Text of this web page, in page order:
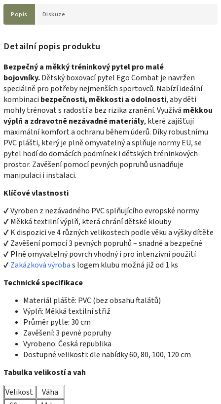
Popis Diskuze
Detailní popis produktu
Bezpečný a měkký tréninkový pytel pro malé
bojovníky.Dětský boxovací pytel Ego Combat je navržen
speciálně pro potřeby nejmenších sportovců. Nabízí ideální
kombinaci bezpečnosti, měkkosti a odolnosti, aby děti
mohly trénovat s radostí a bez rizika zranění. Využívá měkkou
výplň a zdravotně nezávadné materiály, které zajišťují
maximální komfort a ochranu během úderů. Díky robustnímu
PVC plášti, který je plně omyvatelný a splňuje normy EU, se
pytel hodí do domácích podmínek i dětských tréninkových
prostor. Zavěšení pomocí pevných popruhů usnadňuje
manipulaci i instalaci.
Klíčové vlastnosti
✔ Vyroben z nezávadného PVC splňujícího evropské normy
✔ Měkká textilní výplň, která chrání dětské klouby
✔ K dispozici ve 4 různých velikostech podle věku a výšky dítěte
✔ Zavěšení pomocí 3 pevných popruhů – snadné a bezpečné
✔ Plně omyvatelný povrch vhodný i pro intenzivní použití
✔Zakázková výrobas logem klubu možná již od 1 ks
Technické specifikace
Materiál pláště: PVC (bez obsahu ftalátů)
Výplň: Měkká textilní střiž
Průměr pytle: 30 cm
Zavěšení: 3 pevné popruhy
Vyrobeno: Česká republika
Dostupné velikosti: dle nabídky 60, 80, 100, 120 cm
Tabulka velikostí a vah
Velikost
Váha